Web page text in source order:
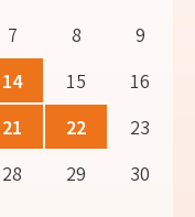
7 8
9
14 15
16
21 22
23
28 29
30